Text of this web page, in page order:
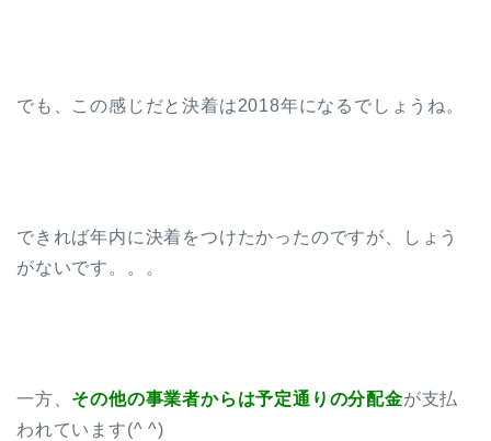
でも、この感じだと決着は2018年になるでしょうね。
できれば年内に決着をつけたかったのですが、しょう
がないです。。。
一方、 その他の事業者からは予定通りの分配金が支払
われています(^ ^)